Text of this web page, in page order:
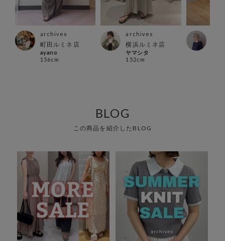
archives
町田ルミネ店
ayano
156cm
archives
横浜ルミネ店
ヤマシタ
152cm
BLOG
この商品を紹介したBLOG